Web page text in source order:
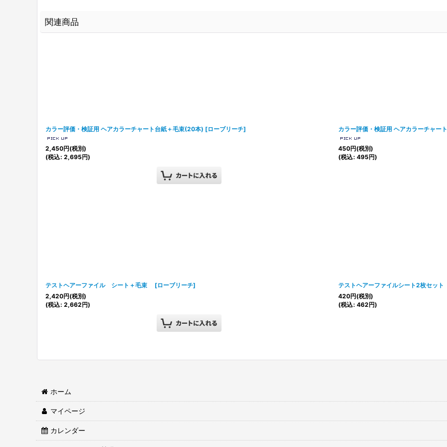
関連商品
カラー評価・検証用 ヘアカラーチャート台紙＋毛束(20本) [ローブリーチ]
2,450円(税別)
(税込: 2,695円)
カラー評価・検証用 ヘアカラーチャー
450円(税別)
(税込: 495円)
テストヘアーファイル シート＋毛束 [ローブリーチ]
2,420円(税別)
(税込: 2,662円)
テストヘアーファイルシート2枚セット
420円(税別)
(税込: 462円)
ホーム
マイページ
カレンダー